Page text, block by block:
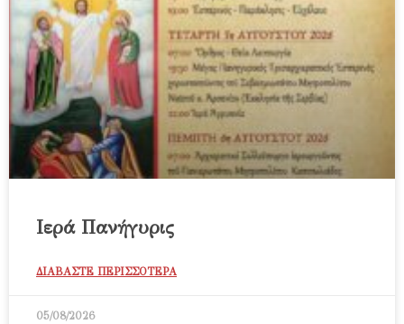
Ιερά Πανήγυρις
ΔΙΑΒΑΣΤΕ ΠΕΡΙΣΣΟΤΕΡΑ
05/08/2026